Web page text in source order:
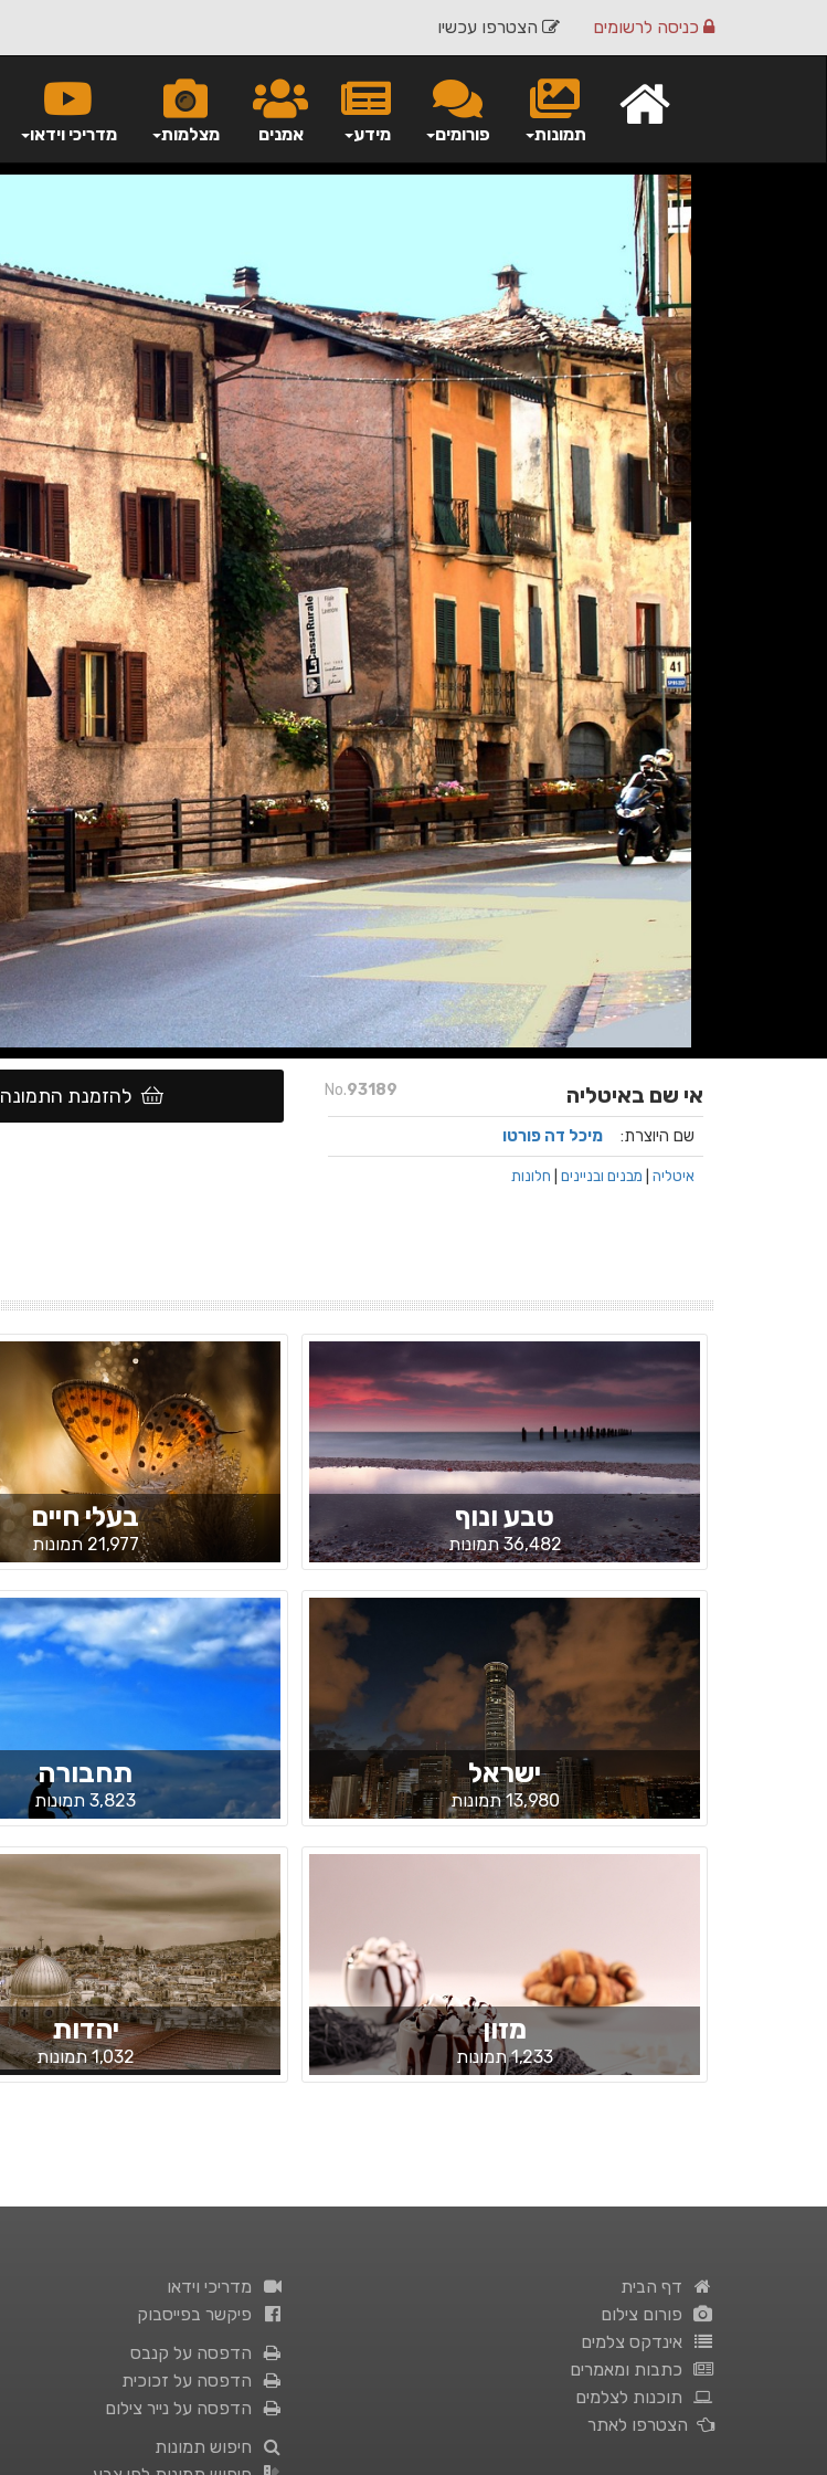
הצטרפו עכשיו כניסה לרשומים
מדריכי וידאו מצלמות אמנים מידע פורומים תמונות
No.93189 אי שם באיטליה
שם היוצרת: מיכל דה פורטו
איטליה מבנים ובניינים חלונות
להזמנת התמונה
טבע ונוף
36,482 תמונות
בעלי חיים
21,977 תמונות
ישראל
13,980 תמונות
תחבורה
3,823 תמונות
מזון
1,233 תמונות
יהדות
1,032 תמונות
מדריכי וידאו
פיקשר בפייסבוק
הדפסה על קנבס
הדפסה על זכוכית
הדפסה על נייר צילום
חיפוש תמונות
דף הבית
פורום צילום
אינדקס צלמים
כתבות ומאמרים
תוכנות לצלמים
הצטרפו לאתר